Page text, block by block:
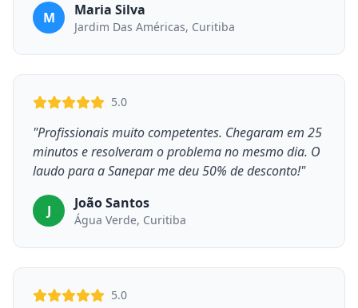
M Maria Silva
Jardim Das Américas, Curitiba
5.0
"Profissionais muito competentes. Chegaram em 25
minutos e resolveram o problema no mesmo dia. O
laudo para a Sanepar me deu 50% de desconto!"
J João Santos
Água Verde, Curitiba
5.0